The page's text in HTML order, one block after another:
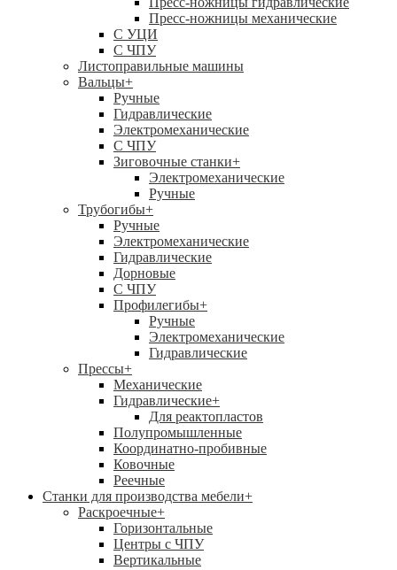
Пресс-ножницы механические
С УЦИ
С ЧПУ
Листоправильные машины
Вальцы+
Ручные
Гидравлические
Электромеханические
С ЧПУ
Зиговочные станки+
Электромеханические
Ручные
Трубогибы+
Ручные
Электромеханические
Гидравлические
Дорновые
С ЧПУ
Профилегибы+
Ручные
Электромеханические
Гидравлические
Прессы+
Механические
Гидравлические+
Для реактопластов
Полупромышленные
Координатно-пробивные
Ковочные
Реечные
Станки для производства мебели+
Раскроечные+
Горизонтальные
Центры с ЧПУ
Вертикальные